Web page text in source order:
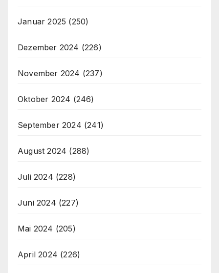
Januar 2025 (250)
Dezember 2024 (226)
November 2024 (237)
Oktober 2024 (246)
September 2024 (241)
August 2024 (288)
Juli 2024 (228)
Juni 2024 (227)
Mai 2024 (205)
April 2024 (226)